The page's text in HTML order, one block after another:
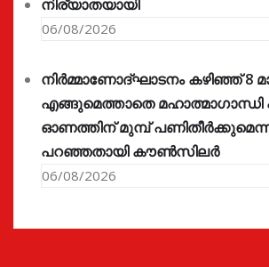
നിര്യാതയായി
06/08/2026
നിർമ്മാണോദ്ഘാടനം കഴിഞ്ഞ് 8
എങ്ങുമെത്താതെ മഹാത്മാഗാന്ധി
ഓണത്തിന് മുമ്പ്
പറഞ്ഞതായി കൗൺസിലർ
06/08/2026